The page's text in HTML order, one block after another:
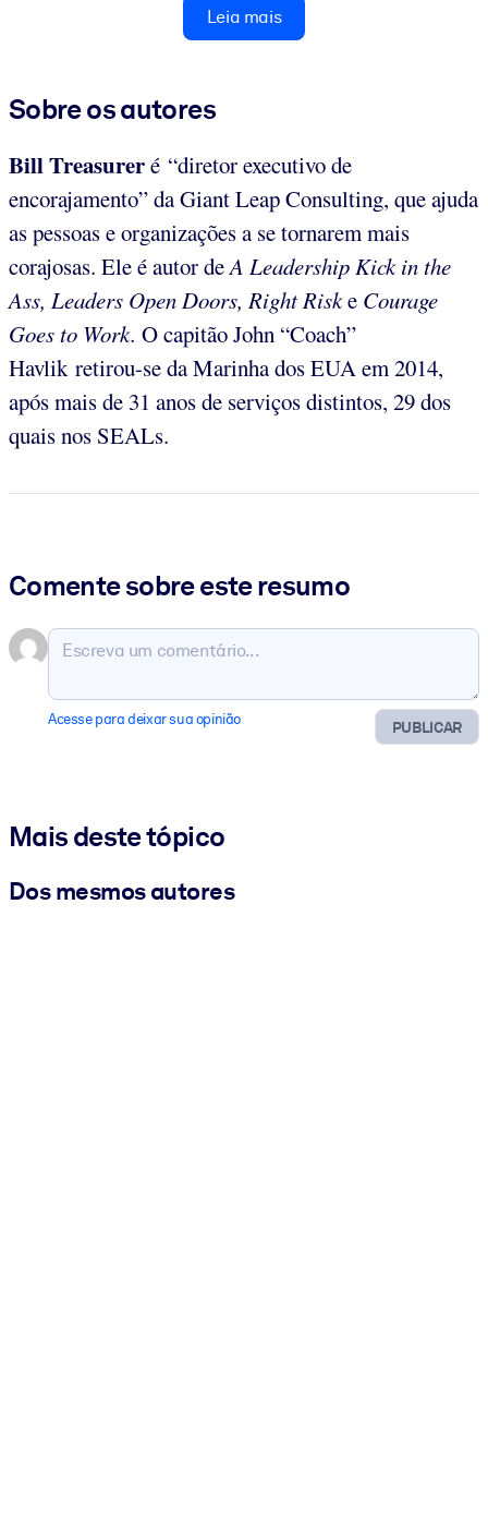
Leia mais
Sobre os autores
Bill Treasureré “diretor executivo de
encorajamento” da Giant Leap Consulting, que ajuda
as pessoas e organizações a se tornarem mais
corajosas. Ele é autor deA Leadership Kick in the
Ass, Leaders Open Doors, Right Riske Courage
Goes to Work. O capitão John “Coach”
Havlik retirou-se da Marinha dos EUA em 2014,
após mais de 31 anos de serviços distintos, 29 dos
quais nos SEALs.
Comente sobre este resumo
PUBLICAR
Acesse para deixar sua opinião
Mais deste tópico
Dos mesmos autores